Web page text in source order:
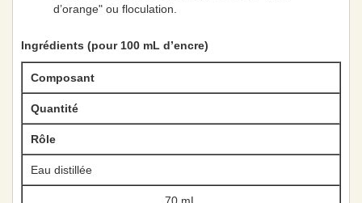
d’orange" ou floculation.
Ingrédients (pour 100 mL d’encre)
Composant
Quantité
Rôle
Eau distillée